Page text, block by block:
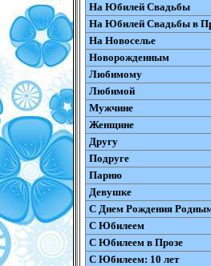
На Юбилей Свадьбы
На Юбилей Свадьбы в
На Новоселье
Новорожденным
Любимому
Любимой
Мужчине
Женщине
Другу
Подруге
Парню
Девушке
С Днем Рождения
С Юбилеем
С Юбилеем в Прозе
С Юбилеем: 10 лет